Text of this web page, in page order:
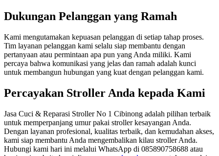
Dukungan Pelanggan yang Ramah
Kami mengutamakan kepuasan pelanggan di setiap tahap proses.
Tim layanan pelanggan kami selalu siap membantu dengan
pertanyaan atau permintaan apa pun yang Anda miliki. Kami
percaya bahwa komunikasi yang jelas dan ramah adalah kunci
untuk membangun hubungan yang kuat dengan pelanggan kami.
Percayakan Stroller Anda kepada Kami
Jasa Cuci & Reparasi Stroller No 1 Cibinong adalah pilihan terbaik
untuk memperpanjang umur pakai stroller kesayangan Anda.
Dengan layanan profesional, kualitas terbaik, dan kemudahan akses,
kami siap membantu Anda mengembalikan kilau stroller Anda.
Hubungi kami hari ini melalui WhatsApp di 085890758688 atau